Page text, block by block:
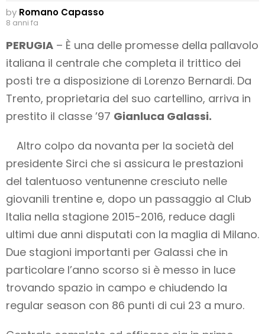
by Romano Capasso
8 anni fa
PERUGIA – È una delle promesse della pallavolo
italiana il centrale che completa il trittico dei
posti tre a disposizione di Lorenzo Bernardi. Da
Trento, proprietaria del suo cartellino, arriva in
prestito il classe ’97 Gianluca Galassi.
Altro colpo da novanta per la società del
presidente Sirci che si assicura le prestazioni
del talentuoso ventunenne cresciuto nelle
giovanili trentine e, dopo un passaggio al Club
Italia nella stagione 2015-2016, reduce dagli
ultimi due anni disputati con la maglia di Milano.
Due stagioni importanti per Galassi che in
particolare l’anno scorso si è messo in luce
trovando spazio in campo e chiudendo la
regular season con 86 punti di cui 23 a muro.